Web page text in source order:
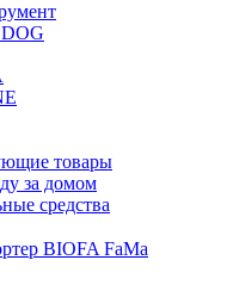
товары
за домом
средства